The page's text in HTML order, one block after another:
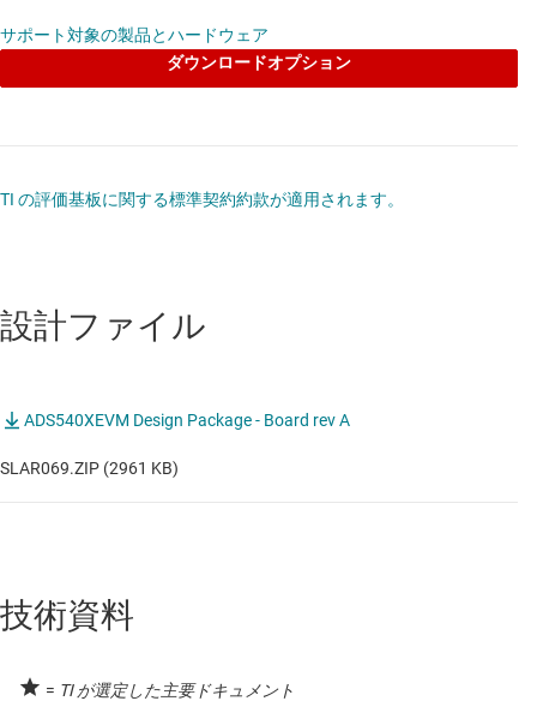
サポート対象の製品とハードウェア
ダウンロードオプション
TI の評価基板に関する標準契約約款が適用されます。
設計ファイル
ADS540XEVM Design Package - Board rev A
SLAR069.ZIP (2961 KB)
技術資料
= TI が選定した主要ドキュメント